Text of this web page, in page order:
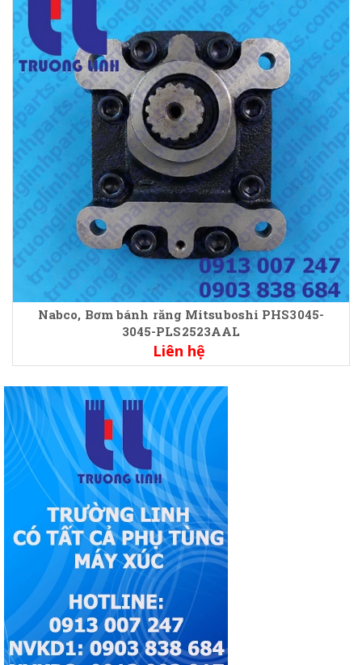
Nabco, Bơm bánh răng Mitsuboshi PHS3045-
3045-PLS2523AAL
Liên hệ